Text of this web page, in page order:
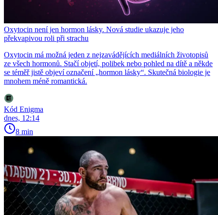
Oxytocin není jen hormon lásky. Nová studie ukazuje jeho
překvapivou roli při strachu
Oxytocin má možná jeden z nejzavádějících mediálních životopisů
ze všech hormonů. Stačí objetí, polibek nebo pohled na dítě a někde
se téměř jistě objeví označení „hormon lásky“. Skutečná biologie je
mnohem méně romantická.
Kód Enigma
dnes, 12:14
8 min